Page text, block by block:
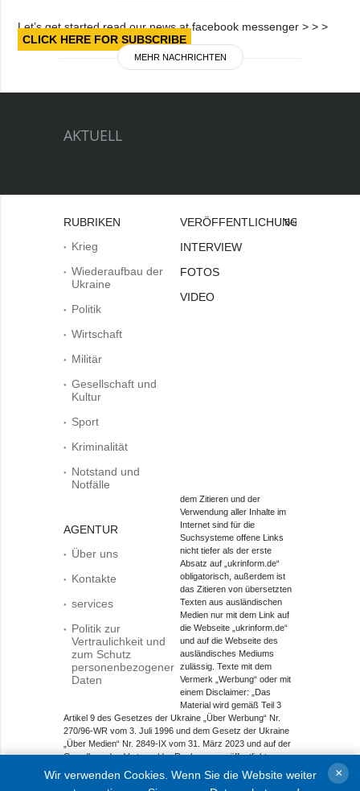
Let’s get started read our news at facebook messenger > > >
CLICK HERE FOR SUBSCRIBE
MEHR NACHRICHTEN
AKTUELL
RUBRIKEN
Krieg
Wiederaufbau der
Ukraine
Politik
Wirtschaft
Militär
Gesellschaft und
Kultur
Sport
Kriminalität
Notstand und
Notfälle
AGENTUR
Über uns
Kontakte
services
Politik zur
Vertraulichkeit und
zum Schutz
personenbezogener
Daten
VERÖFFENTLICHUNGEN
INTERVIEW
FOTOS
VIDEO
Bei
dem Zitieren und der
Verwendung aller Inhalte im
Internet sind für die
Suchsysteme offene Links
nicht tiefer als der erste
Absatz auf „ukrinform.de“
obligatorisch, außerdem ist
das Zitieren von übersetzten
Texten aus ausländischen
Medien nur mit dem Link auf
die Webseite „ukrinform.de“
und auf die Webseite des
ausländisches Mediums
zulässig. Texte mit dem
Vermerk „Werbung“ oder mit
einem Disclaimer: „Das
Material wird gemäß Teil 3
Artikel 9 des Gesetzes der Ukraine „Über Werbung“ Nr.
270/96-WR vom 3. Juli 1996 und dem Gesetz der Ukraine
„Über Medien“ Nr. 2849-IX vom 31. März 2023 und auf der
Grundlage des Vertrags/der Rechnung veröffentlicht.
Objekt im Bereich Onlinemedien; Medien-ID R40-01421.
Wir verwenden Cookies. Wenn Sie die Website weiter
×